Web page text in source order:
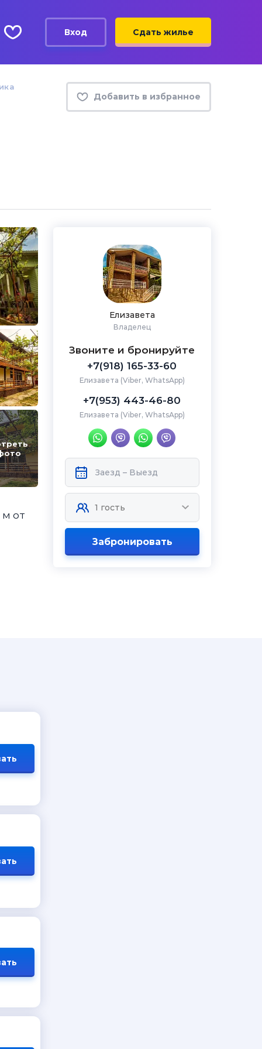
Вход Сдать жилье
Добавить в избранное
Елизавета
Владелец
Звоните и бронируйте
+7(918) 165-33-60
Елизавета (Viber, WhatsApp)
+7(953) 443-46-80
Елизавета (Viber, WhatsApp)
Забронировать
м от